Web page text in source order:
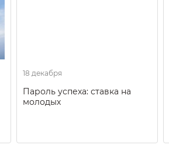
18 декабря
Пароль успеха: ставка на
молодых